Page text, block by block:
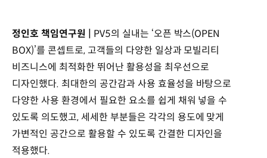
정인호 책임연구원 | PV5의 실내는 ‘오픈 박스(OPEN
BOX)’를 콘셉트로, 고객들의 다양한 일상과 모빌리티
비즈니스에 최적화한 뛰어난 활용성을 최우선으로
디자인했다. 최대한의 공간감과 사용 효율성을 바탕으로
다양한 사용 환경에서 필요한 요소를 쉽게 채워 넣을 수
있도록 의도했고, 세세한 부분들은 각각의 용도에 맞게
가변적인 공간으로 활용할 수 있도록 간결한 디자인을
적용했다.